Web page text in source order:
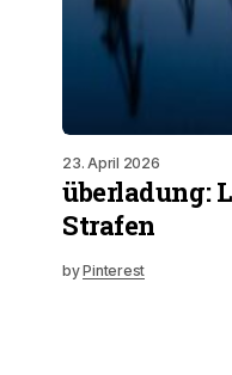
23. April 2026
überladung:
Strafen
byPinterest